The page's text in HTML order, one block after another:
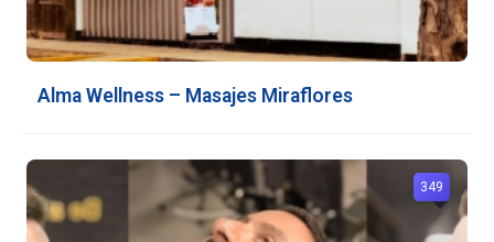
Alma Wellness – Masajes Miraflores
349